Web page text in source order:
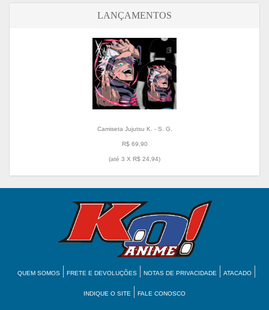
LANÇAMENTOS
Camiseta Jujutsu K. - S. G.
R$ 69,90
(até 3 X R$ 24,94)
QUEM SOMOS FRETE E DEVOLUÇÕES NOTAS DE PRIVACIDADE ATACADO
INDIQUE O SITE FALE CONOSCO